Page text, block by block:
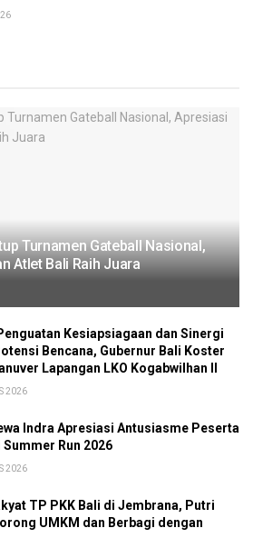
Turnamen Gateball Nasional,
Atlet Bali Raih Juara
Kesiapsiagaan dan Sinergi
Bencana, Gubernur Bali Koster
Lapangan LKO Kogabwilhan II
2026
Indra Apresiasi Antusiasme Peserta
Summer Run 2026
2026
TP PKK Bali di Jembrana, Putri
UMKM dan Berbagi dengan